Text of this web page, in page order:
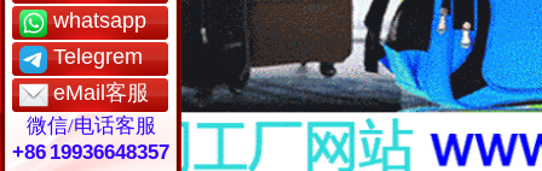
whatsapp
Telegrem
eMail客服
微信/电话客服
+86 19936648357